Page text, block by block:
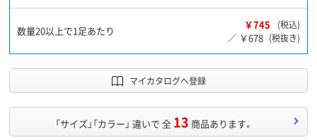
数量20以上で1足あたり ￥745
(税込)
／ ￥678 (税抜き)
マイカタログへ登録
「サイズ」「カラー」 違いで 全 13 商品あります。